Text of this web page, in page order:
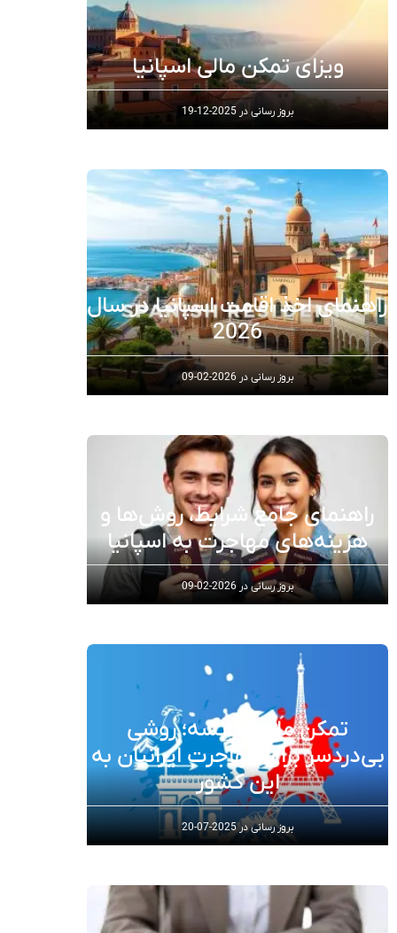
ویزای تمکن مالی اسپانیا
بروز رسانی در2025-12-19
راهنمای اخذ اقامت اسپانیا در سال
2026
بروز رسانی در2026-02-09
راهنمای جامع شرایط، روش‌ها و
هزینه‌های مهاجرت به اسپانیا
بروز رسانی در2026-02-09
تمکن مالی فرانسه؛ روشی
بی‌دردسر برای مهاجرت ایرانیان به
این کشور
بروز رسانی در2025-07-20